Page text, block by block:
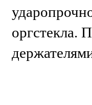
оргстекла.